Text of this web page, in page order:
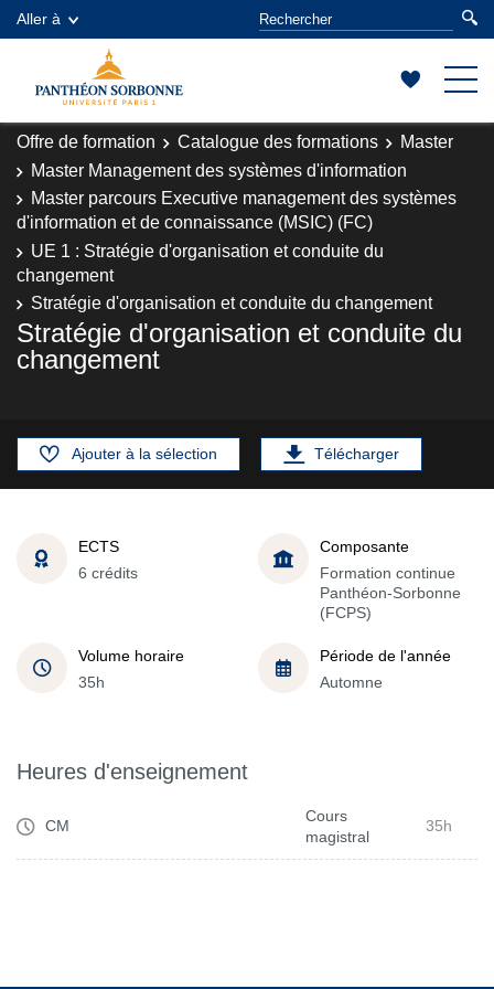
Aller à
Offre de formation Catalogue des formations
Master
Master Management des systèmes d'information
Master parcours Executive management des systèmes
d'information et de connaissance (MSIC) (FC)
UE 1 : Stratégie d'organisation et conduite du
changement
Stratégie d'organisation et conduite du changement
Stratégie d'organisation et conduite du
changement
Ajouter à la sélection Télécharger
ECTS
6 crédits
Composante
Formation continue
Panthéon-Sorbonne
(FCPS)
Volume horaire
35h
Période de l'année
Automne
Heures d'enseignement
CM
Cours
magistral
35h